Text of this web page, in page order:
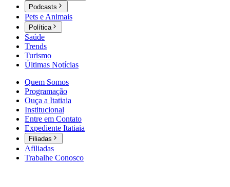
Podcasts
Pets e Animais
Política
Saúde
Trends
Turismo
Últimas Notícias
Quem Somos
Programação
Ouça a Itatiaia
Institucional
Entre em Contato
Expediente Itatiaia
Filiadas
Afiliadas
Trabalhe Conosco